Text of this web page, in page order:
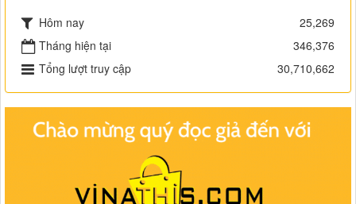
Hôm nay
25,269
Tháng hiện tại
346,376
Tổng lượt truy cập
30,710,662